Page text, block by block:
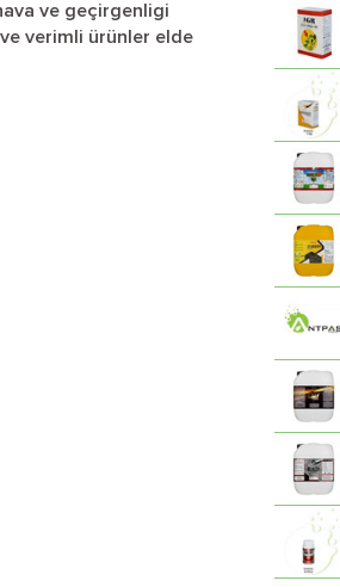
ve geçirgenligi
ve verimli ürünler elde